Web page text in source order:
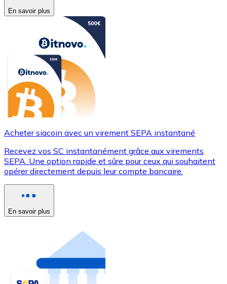
En savoir plus
Acheter siacoin avec un virement SEPA instantané
Recevez vos SC instantanément grâce aux virements
SEPA. Une option rapide et sûre pour ceux qui souhaitent
opérer directement depuis leur compte bancaire.
En savoir plus